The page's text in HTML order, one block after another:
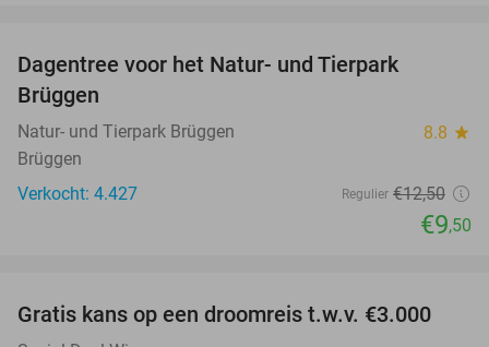
Dagentree voor het Natur- und Tierpark
Brüggen
Natur- und Tierpark Brüggen 8.8 star
Brüggen
Verkocht: 4.427
Regulier €12,50
€9,50
Gratis kans op een droomreis t.w.v. €3.000